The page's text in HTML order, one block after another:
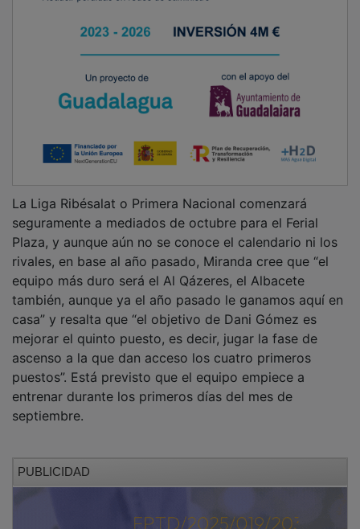
La Liga Ribésalat o Primera Nacional comenzará
seguramente a mediados de octubre para el Ferial
Plaza, y aunque aún no se conoce el calendario ni los
rivales, en base al año pasado, Miranda cree que “el
equipo más duro será el Al Qázeres, el Albacete
también, aunque ya el año pasado le ganamos aquí en
casa” y resalta que “el objetivo de Dani Gómez es
mejorar el quinto puesto, es decir, jugar la fase de
ascenso a la que dan acceso los cuatro primeros
puestos”. Está previsto que el equipo empiece a
entrenar durante los primeros días del mes de
septiembre.
PUBLICIDAD